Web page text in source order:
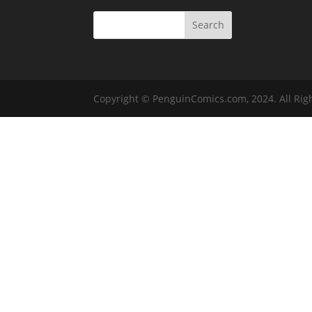
Copyright © PenguinComics.com, 2024. All